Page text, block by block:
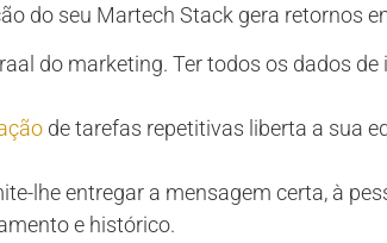
do seu Martech Stack gera retornos
do marketing. Ter todos os dados
de tarefas repetitivas liberta a sua
lhe entregar a mensagem certa, à
e histórico.